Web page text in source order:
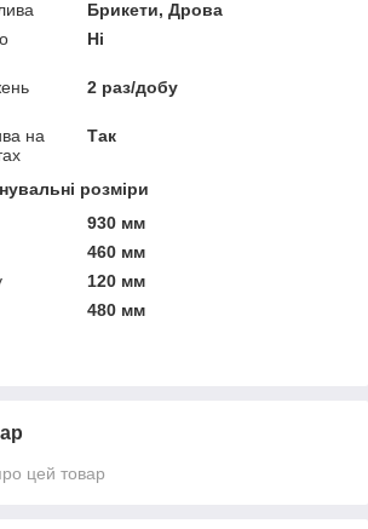
Брикети, Дрова
Ні
2 раз/добу
на
Так
розміри
930 мм
460 мм
120 мм
480 мм
цей товар